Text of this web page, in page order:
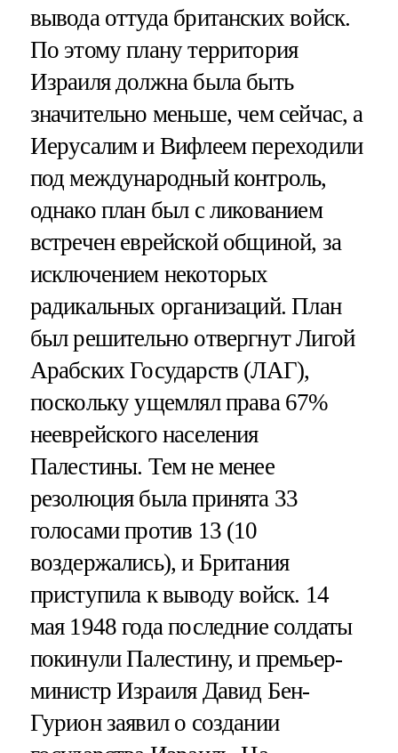
вывода оттуда британских войск.
По этому плану территория
Израиля должна была быть
значительно меньше, чем сейчас, а
Иерусалим и Вифлеем переходили
под международный контроль,
однако план был с ликованием
встречен еврейской общиной, за
исключением некоторых
радикальных организаций. План
был решительно отвергнут Лигой
Арабских Государств (ЛАГ),
поскольку ущемлял права 67%
нееврейского населения
Палестины. Тем не менее
резолюция была принята 33
голосами против 13 (10
воздержались), и Британия
приступила к выводу войск. 14
мая 1948 года последние солдаты
покинули Палестину, и премьер-
министр Израиля Давид Бен-
Гурион заявил о создании